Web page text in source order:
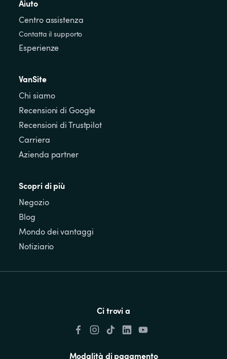
Aiuto
Centro assistenza
Contatta il supporto
Esperienze
VanSite
Chi siamo
Recensioni di Google
Recensioni di Trustpilot
Carriera
Azienda partner
Scopri di più
Negozio
Blog
Mondo dei vantaggi
Notiziario
Ci trovi a
Modalità di pagamento